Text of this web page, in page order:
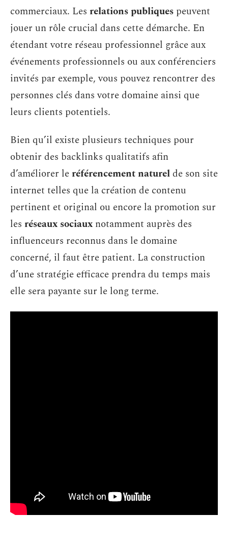
commerciaux. Les relations publiques peuvent
jouer un rôle crucial dans cette démarche. En
étendant votre réseau professionnel grâce aux
événements professionnels ou aux conférenciers
invités par exemple, vous pouvez rencontrer des
personnes clés dans votre domaine ainsi que
leurs clients potentiels.
Bien qu’il existe plusieurs techniques pour
obtenir des backlinks qualitatifs afin
d’améliorer leréférencement naturelde son site
internet telles que la création de contenu
pertinent et original ou encore la promotion sur
les réseaux sociaux notamment auprès des
influenceurs reconnus dans le domaine
concerné, il faut être patient. La construction
d’une stratégie efficace prendra du temps mais
elle sera payante sur le long terme.